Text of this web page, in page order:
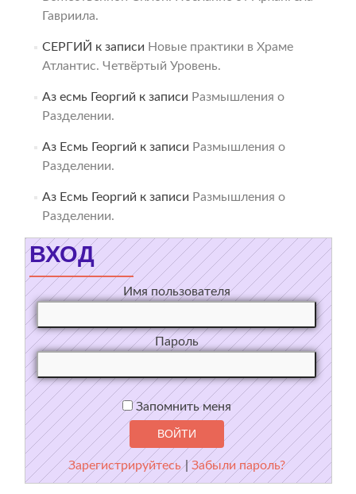
Гавриила.
СЕРГИЙ к записи Новые практики в Храме
Атлантис. Четвёртый Уровень.
Аз есмь Георгий к записи Размышления о
Разделении.
Аз Есмь Георгий к записи Размышления о
Разделении.
Аз Есмь Георгий к записи Размышления о
Разделении.
ВХОД
Имя пользователя
Пароль
Запомнить меня
Зарегистрируйтесь |Забыли пароль?